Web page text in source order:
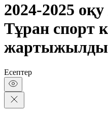
2024-2025
Тұран спорт
Есептер